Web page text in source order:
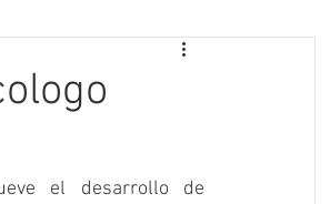
el desarrollo de